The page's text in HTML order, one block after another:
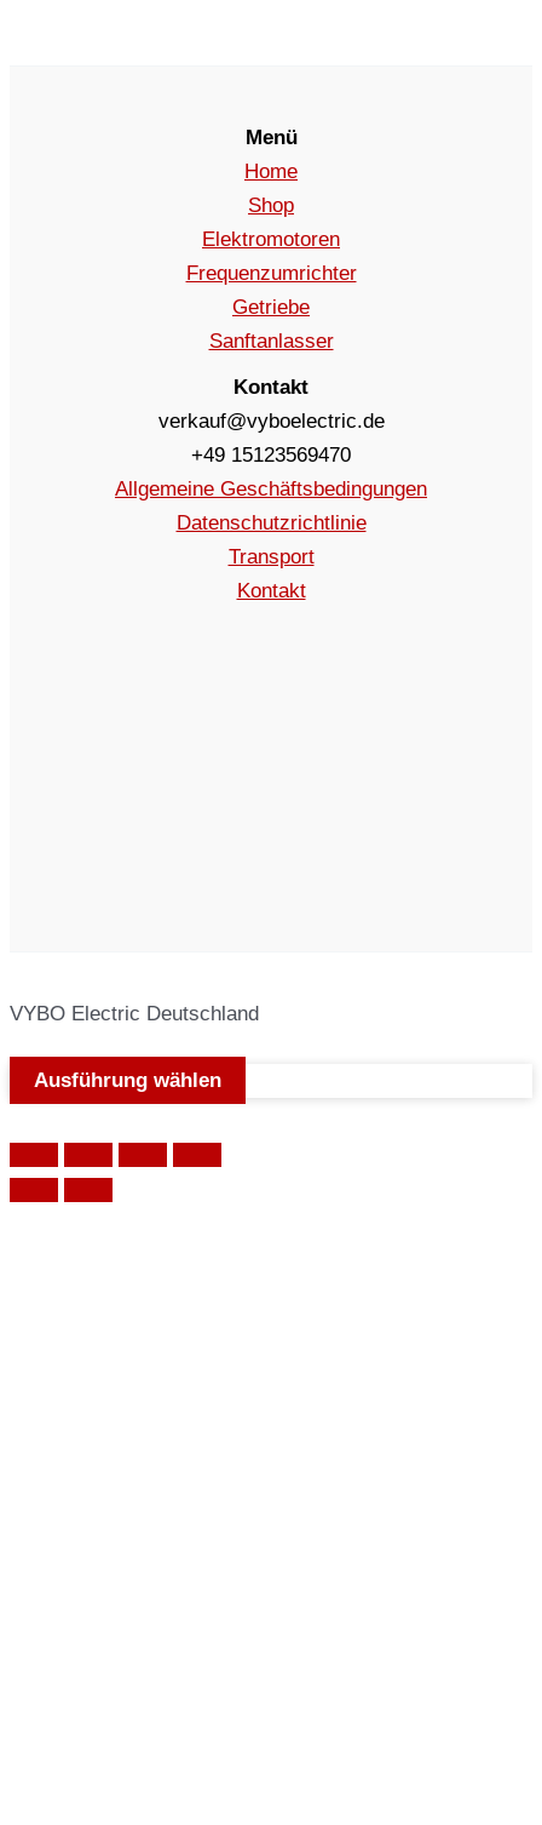
Menü
Home
Shop
Elektromotoren
Frequenzumrichter
Getriebe
Sanftanlasser
Kontakt
verkauf@vyboelectric.de
+49 15123569470
Allgemeine Geschäftsbedingungen
Datenschutzrichtlinie
Transport
Kontakt
VYBO Electric Deutschland
Ausführung wählen